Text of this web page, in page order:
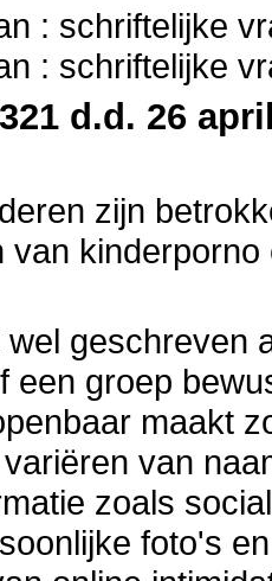
: schriftelijke
: schriftelijke
d.d. 26
zijn
van
geschreven
een groep
maakt
van
zoals
foto's